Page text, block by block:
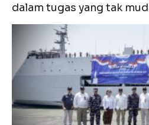
dalam tugas yang tak